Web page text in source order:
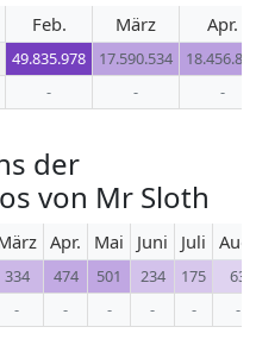
Feb. März Apr.
49.835.978 17.590.534
- - -
der
von Mr Sloth
Apr. Mai Juni Juli Aug.
334 474 501 234 175
63
- - - - - -